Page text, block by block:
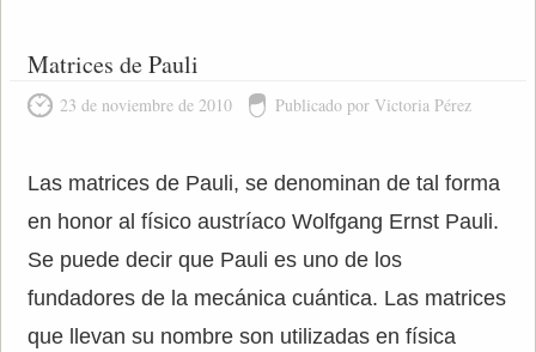
Matrices de Pauli
23 de noviembre de 2010 Publicado por Victoria Pérez
Las matrices de Pauli, se denominan de tal forma
en honor al físico austríaco Wolfgang Ernst Pauli.
Se puede decir que Pauli es uno de los
fundadores de la mecánica cuántica. Las matrices
que llevan su nombre son utilizadas en física